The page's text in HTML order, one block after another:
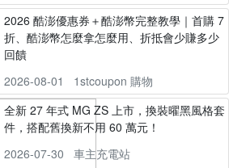
2026 酷澎優惠券＋酷澎幣完整教學｜首購 7
折、酷澎幣怎麼拿怎麼用、折抵會少賺多少
回饋
2026-08-01
1stcoupon 購物
全新 27 年式 MG ZS 上市，換裝曜黑風格套
件，搭配舊換新不用 60 萬元！
2026-07-30
車主充電站